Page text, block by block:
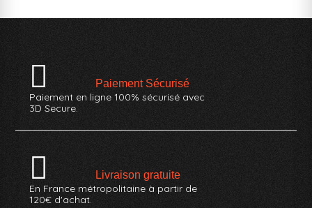
Paiement Sécurisé
Paiement en ligne 100% sécurisé avec
3D Secure.
Livraison gratuite
En France métropolitaine à partir de
120€ d'achat.